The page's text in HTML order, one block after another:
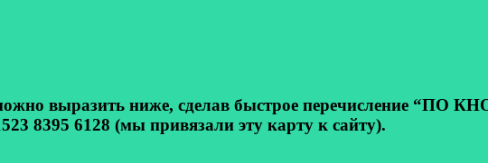
выразить ниже, сделав быстрое перечисление “ПО
8395 6128 (мы привязали эту карту к сайту).